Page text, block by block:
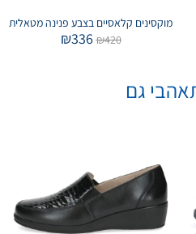
מוקסינים קלאסיים בצבע פנינה מטאלית
₪420
₪336
גם